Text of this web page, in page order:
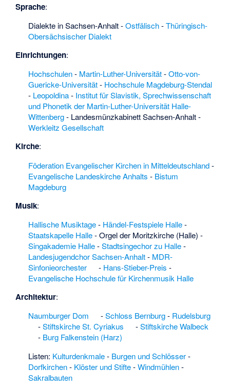
Friedrichsfleiß·
Fuhnesümpfe östlich
Löbejün · Färberhof
Ganseburg·
Ganztagsschule
Johannes
Gutenberg·Garlipp
Gedenkstätte Estedt
·Gedenkstätte
Tornau
Gehrhof
(Seehausen)·
Gerichsee (Aland)·
Germerslage·
Gethlingen
Gewässersystem
Annaburger Heide
Pölsfeld und Breiter
Fleck im Südharz·
Schneidlingen·
Golmengliner Forst
Sprache:
Dialekte in Sachsen-Anhalt-Ostfälisch-Thüringisch-
Obersächsischer Dialekt
Einrichtungen:
Hochschulen- Martin-Luther-Universität-Otto-von-
Guericke-Universität- Hochschule Magdeburg-Stendal
- Leopoldina- Institut für Slavistik, Sprechwissenschaft
und Phonetik der Martin-Luther-Universität Halle-
Wittenberg- Landesmünzkabinett Sachsen-Anhalt-
Werkleitz Gesellschaft
Kirche:
Föderation Evangelischer Kirchen in Mitteldeutschland-
Evangelische Landeskirche Anhalts - Bistum
Magdeburg
Musik:
Hallische Musiktage- Händel-Festspiele Halle-
Staatskapelle Halle-Orgel der Moritzkirche (Halle) -
Singakademie Halle-Stadtsingechor zu Halle-
Landesjugendchor Sachsen-Anhalt- MDR-
Sinfonieorchester
- Hans-Stieber-Preis -
Evangelische Hochschule für Kirchenmusik Halle
Architektur:
Naumburger Dom
-Schloss Bernburg- Rudelsburg
-Stiftskirche St. Cyriakus -Stiftskirche Walbeck
- Burg Falkenstein (Harz)
Listen: Kulturdenkmale- Burgen und Schlösser-
Dorfkirchen- Klöster und Stifte-Windmühlen-
Sakralbauten